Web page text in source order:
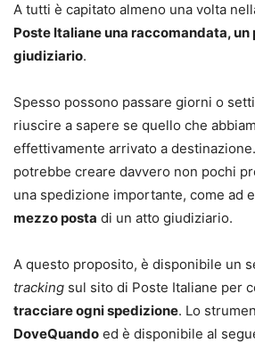
A tutti è capitato almeno una volta
Poste Italiane una raccomandata, un
giudiziario.
Spesso possono passare giorni o
riuscire a sapere se quello che
effettivamente arrivato a
potrebbe creare davvero non pochi
una spedizione importante, come ad
mezzo posta di un atto giudiziario.
A questo proposito, è disponibile un
tracking sul sito di Poste Italiane per
tracciare ogni spedizione. Lo
DoveQuando ed è disponibile al